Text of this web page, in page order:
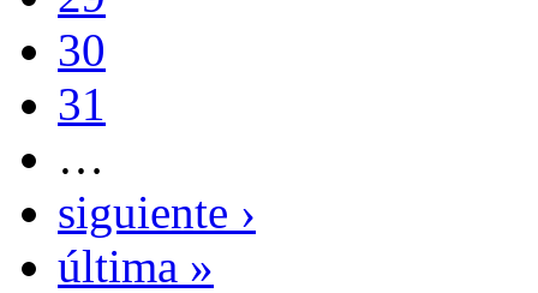
30
31
…
siguiente ›
última »